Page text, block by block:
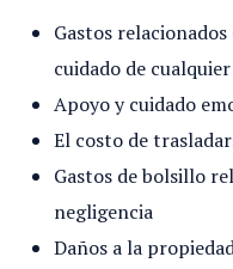
Gastos
cuidado de
Apoyo y cuidado
El costo de
Gastos de bolsillo
negligencia
Daños a la